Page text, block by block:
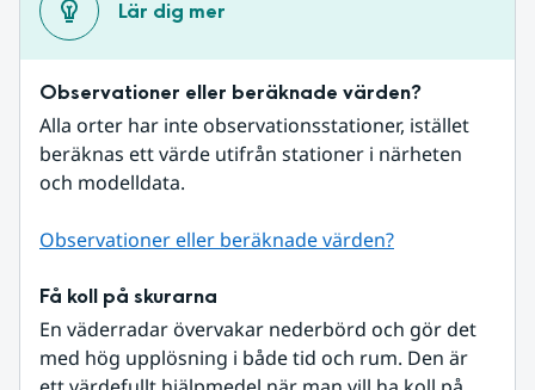
Lär dig mer
Observationer eller beräknade värden?
Alla orter har inte observationsstationer, istället
beräknas ett värde utifrån stationer i närheten
och modelldata.
Observationer eller beräknade värden?
Få koll på skurarna
En väderradar övervakar nederbörd och gör det
med hög upplösning i både tid och rum. Den är